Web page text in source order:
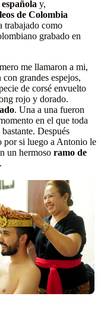
y,
de Colombia
trabajado como
grabado en
me llamaron a mi,
grandes espejos,
de corsé envuelto
rojo y dorado.
. Una a una fueron
en el que toda
Después
por si luego a Antonio le
un hermoso ramo de